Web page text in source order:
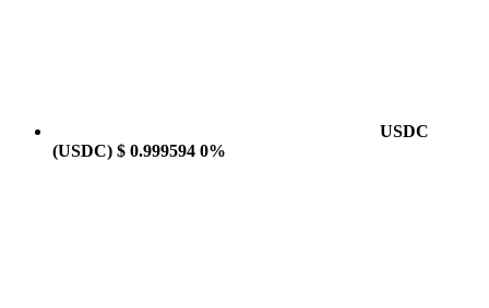
USDC
(USDC) $ 0.999594 0%